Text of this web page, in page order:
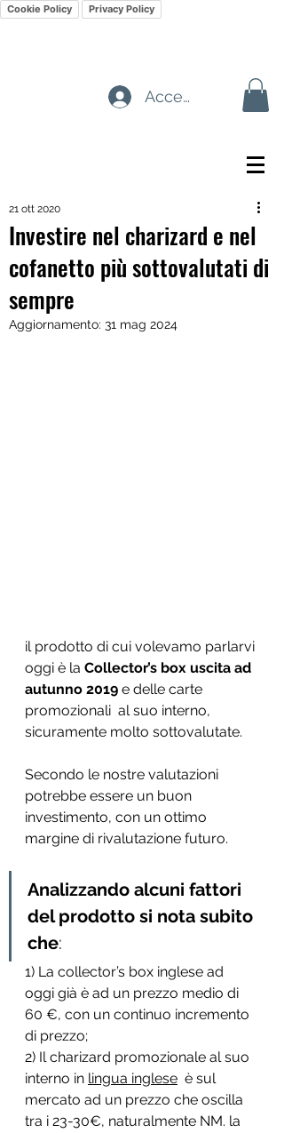
Cookie Policy Privacy Policy
Accedi
Investire nel charizard e nel
cofanetto più sottovalutati di
sempre
21 ott 2020
Aggiornamento: 31 mag 2024
il prodotto di cui volevamo parlarvi
oggi è la Collector’s box uscita ad
autunno 2019 e delle carte
promozionali  al suo interno,
sicuramente molto sottovalutate.
Secondo le nostre valutazioni
potrebbe essere un buon
investimento, con un ottimo
margine di rivalutazione futuro.
Analizzando alcuni fattori
del prodotto si nota subito
che:
1) La collector’s box inglese ad
oggi già è ad un prezzo medio di
60 €, con un continuo incremento
di prezzo;
2) Il charizard promozionale al suo
interno in lingua inglese
  è sul
mercato ad un prezzo che oscilla
tra i 23-30€, naturalmente NM. la